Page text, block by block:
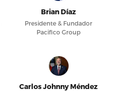
Brian Díaz
Presidente & Fundador
Pacifico Group
Carlos Johnny Méndez